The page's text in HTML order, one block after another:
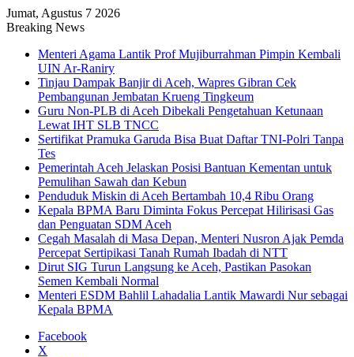
Jumat, Agustus 7 2026
Breaking News
Menteri Agama Lantik Prof Mujiburrahman Pimpin Kembali
UIN Ar-Raniry
Tinjau Dampak Banjir di Aceh, Wapres Gibran Cek
Pembangunan Jembatan Krueng Tingkeum
Guru Non-PLB di Aceh Dibekali Pengetahuan Ketunaan
Lewat IHT SLB TNCC
Sertifikat Pramuka Garuda Bisa Buat Daftar TNI-Polri Tanpa
Tes
Pemerintah Aceh Jelaskan Posisi Bantuan Kementan untuk
Pemulihan Sawah dan Kebun
Penduduk Miskin di Aceh Bertambah 10,4 Ribu Orang
Kepala BPMA Baru Diminta Fokus Percepat Hilirisasi Gas
dan Penguatan SDM Aceh
Cegah Masalah di Masa Depan, Menteri Nusron Ajak Pemda
Percepat Sertipikasi Tanah Rumah Ibadah di NTT
Dirut SIG Turun Langsung ke Aceh, Pastikan Pasokan
Semen Kembali Normal
Menteri ESDM Bahlil Lahadalia Lantik Mawardi Nur sebagai
Kepala BPMA
Facebook
X